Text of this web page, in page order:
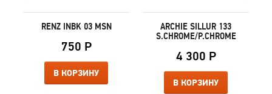
RENZ INBK 03 MSN
750 Р
В КОРЗИНУ
ARCHIE SILLUR 133
S.CHROME/P.CHROME
4 300 Р
В КОРЗИНУ